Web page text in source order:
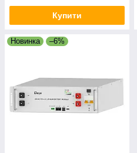
Купити
Новинка –6%